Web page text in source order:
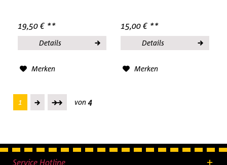
19,50 € **
Details
Merken
15,00 € **
Details
Merken
1 von4
Service Hotline